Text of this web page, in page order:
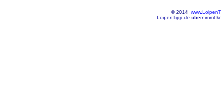
© 2014
LoipenTipp.de übernimmt